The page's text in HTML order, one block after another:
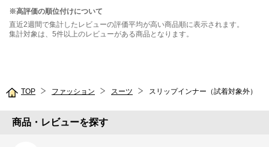
※高評価の順位付けについて
直近2週間で集計したレビューの評価平均が高い商品順に表示されます。
集計対象は、5件以上のレビューがある商品となります。
TOP ファッション スーツ スリップインナー（試着対象外）
商品・レビューを探す